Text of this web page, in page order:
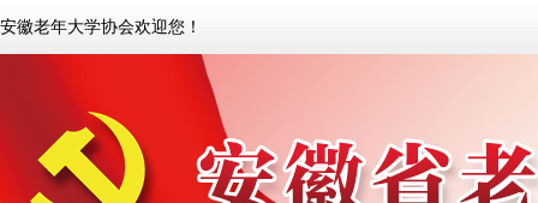
安徽老年大学协会欢迎您！